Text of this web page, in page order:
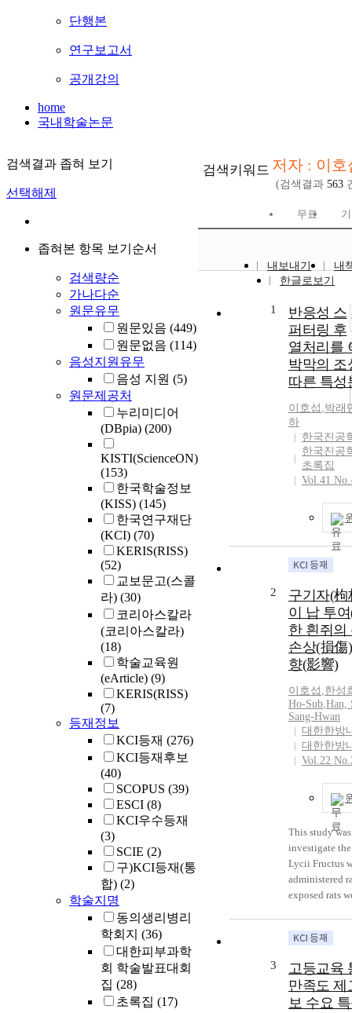
단행본
연구보고서
공개강의
home
국내학술논문
검색결과 좁혀 보기
선택해제
좁혀본 항목 보기순서
검색량순
가나다순
원문유무
원문있음 (449)
원문없음 (114)
음성지원유무
음성 지원 (5)
원문제공처
누리미디어
(DBpia) (200)
KISTI(ScienceON)
(153)
한국학술정보
(KISS) (145)
한국연구재단
(KCI) (70)
KERIS(RISS)
(52)
교보문고(스콜
라) (30)
코리아스칼라
(코리아스칼라)
(18)
학술교육원
(eArticle) (9)
KERIS(RISS)
(7)
등재정보
KCI등재 (276)
KCI등재후보
(40)
SCOPUS (39)
ESCI (8)
KCI우수등재
(3)
SCIE (2)
구)KCI등재(통
합) (2)
학술지명
동의생리병리
학회지 (36)
대한피부과학
회 학술발표대회
집 (28)
초록집 (17)
검색키워드 저자 : 이호
(검색결과 563
무료
내보내기
내
한글로보기
1
반응성 스
퍼터링 후
열처리를
박막의 조
따른 특성
이호섭 ,박래
하
한국진공
한국진공
초록집
Vol.41
2
구기자(枸
이 납 투
한 흰쥐의
손상(損傷
향(影響)
이호섭 ,한성
Ho-Sub,Han,
Sang-Hwan
대한한방
대한한방
Vol.22
This study
investigate
Lycii Fructus
administered
exposed rats
Sprague-
blocked into 6
to body
group was fed
3
고등교육
만족도 제
보 수요